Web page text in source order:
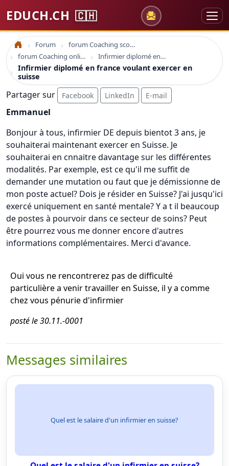
EDUCH.CH 🇨🇭
Accueil Forum
forum Coaching scolaire
forum Coaching online formation professionelle emploi education
Infirmier diplomé en france voulant exercer en suisse
Infirmier diplomé en france voulant exercer en
suisse
Partager sur Facebook LinkedIn E-mail
Emmanuel
Bonjour à tous, infirmier DE depuis bientot 3 ans, je
souhaiterai maintenant exercer en Suisse. Je
souhaiterai en cnnaitre davantage sur les différentes
modalités. Par exemple, est ce qu'il me suffit de
demander une mutation ou faut que je démissionne de
mon poste actuel? Dois je résider en Suisse? J'ai jusqu'ici
exercé uniquement en santé mentale? Y a t il beaucoup
de postes à pourvoir dans ce secteur de soins? Peut
être pourrez vous me donner encore d'autres
informations complémentaires. Merci d'avance.
Oui vous ne rencontrerez pas de difficulté
particulière a venir travailler en Suisse, il y a comme
chez vous pénurie d'infirmier
posté le 30.11.-0001
Messages similaires
Quel est le salaire d'un infirmier en suisse?